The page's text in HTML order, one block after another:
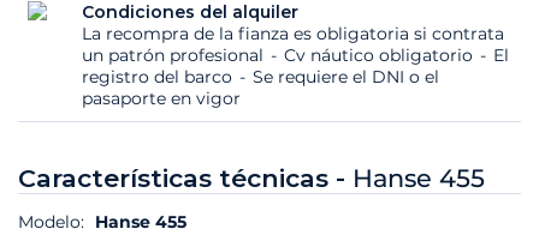
Condiciones del alquiler
La recompra de la fianza es obligatoria si contrata
un patrón profesional
Cv náutico obligatorio
El
registro del barco
Se requiere el DNI o el
pasaporte en vigor
Características técnicas - Hanse 455
Modelo: Hanse 455